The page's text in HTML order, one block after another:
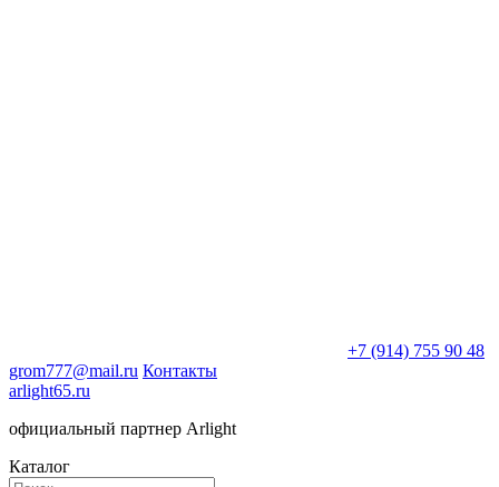
+7 (914) 755 90 48
grom777@mail.ru Контакты
arlight65.ru
официальный партнер Arlight
Каталог